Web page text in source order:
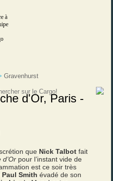
Gravenhurst
d'Or, Paris -
que Nick Talbot fait
d’Or pour l’instant vide de
est ce soir très
Paul Smith évadé de son